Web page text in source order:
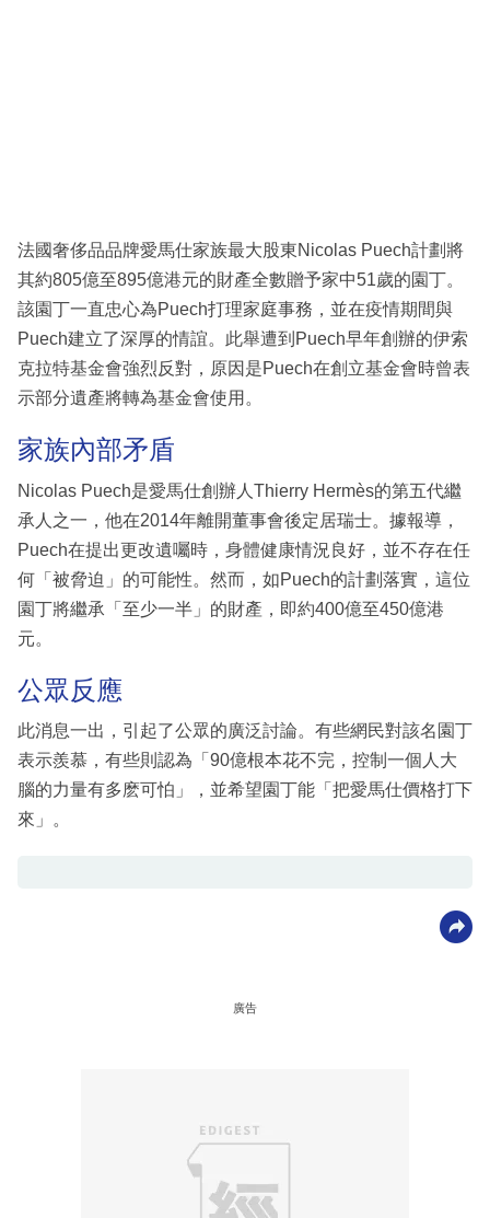
區
法國奢侈品品牌愛馬仕家族最大股東Nicolas Puech計劃將
其約805億至895億港元的財產全數贈予家中51歲的園丁。
該園丁一直忠心為Puech打理家庭事務，並在疫情期間與
Puech建立了深厚的情誼。此舉遭到Puech早年創辦的伊索
克拉特基金會強烈反對，原因是Puech在創立基金會時曾表
示部分遺產將轉為基金會使用。
家族內部矛盾
Nicolas Puech是愛馬仕創辦人Thierry Hermès的第五代繼
承人之一，他在2014年離開董事會後定居瑞士。據報導，
Puech在提出更改遺囑時，身體健康情況良好，並不存在任
何「被脅迫」的可能性。然而，如Puech的計劃落實，這位
園丁將繼承「至少一半」的財產，即約400億至450億港
元。
公眾反應
此消息一出，引起了公眾的廣泛討論。有些網民對該名園丁
表示羨慕，有些則認為「90億根本花不完，控制一個人大
腦的力量有多麽可怕」，並希望園丁能「把愛馬仕價格打下
來」。
廣告